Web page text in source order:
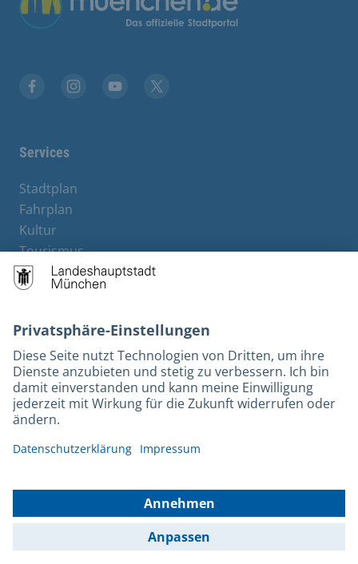
Services
Stadtplan
Fahrplan
Kultur
Tourismus
M-Strom
Bürgerservice
Kontakt
Barrierefreiheit
Leichte Sprache
Gebärdensprache
Kontakt